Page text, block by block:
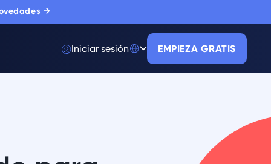
→
Iniciar sesión EMPIEZA GRATIS